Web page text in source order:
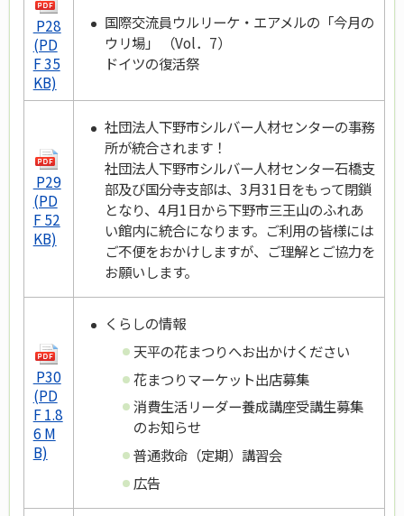
P28
(PD
F 35
KB)
国際交流員ウルリーケ・エアメルの「今月の
ウリ場」 （Vol．7）
ドイツの復活祭
P29
(PD
F 52
KB)
社団法人下野市シルバー人材センターの事務
所が統合されます！
社団法人下野市シルバー人材センター石橋支
部及び国分寺支部は、3月31日をもって閉鎖
となり、4月1日から下野市三王山のふれあ
い館内に統合になります。ご利用の皆様には
ご不便をおかけしますが、ご理解とご協力を
お願いします。
P30
(PD
F 1.8
6 M
B)
くらしの情報
天平の花まつりへお出かけください
花まつりマーケット出店募集
消費生活リーダー養成講座受講生募集
のお知らせ
普通救命（定期）講習会
広告